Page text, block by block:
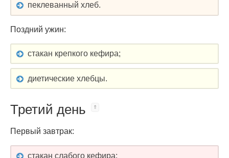
пеклеванный хлеб.
Поздний ужин:
стакан крепкого кефира;
диетические хлебцы.
Третий день
Первый завтрак:
стакан слабого кефира;